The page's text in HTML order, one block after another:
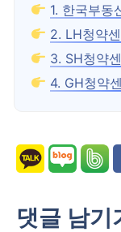
1. 한국부동
2. LH청약
3. SH청약
4. GH청약
댓글 남기